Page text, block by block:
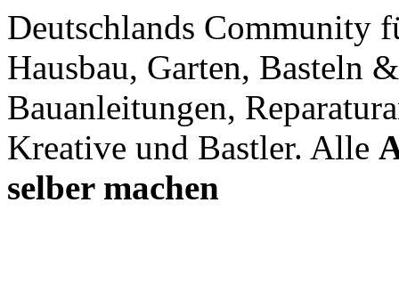
Deutschlands Community
Hausbau, Garten, Basteln
Bauanleitungen,
Kreative und Bastler. Alle
selber machen